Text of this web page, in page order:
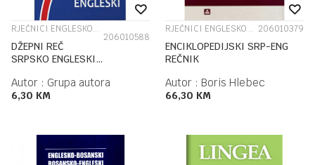
RJEČNICI ENGLESKOG JEZIKA
206010588
DŽEPNI REČ
SRPSKO ENGLESKI
Autor : Grupa autora
6,30 KM
RJEČNICI ENGLESKOG JEZIKA 206010379
ENCIKLOPEDIJSKI SRP-ENG
REČNIK
Autor : Boris Hlebec
66,30 KM